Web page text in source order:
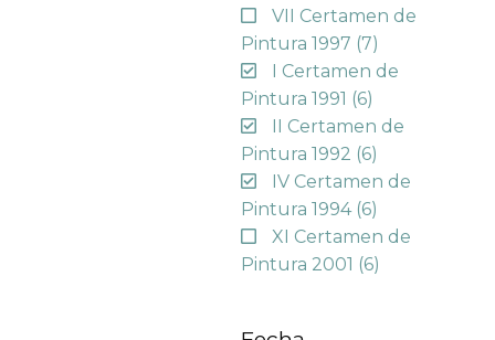
VII Certamen de
Pintura 1997 (7)
I Certamen de
Pintura 1991 (6)
II Certamen de
Pintura 1992 (6)
IV Certamen de
Pintura 1994 (6)
XI Certamen de
Pintura 2001 (6)